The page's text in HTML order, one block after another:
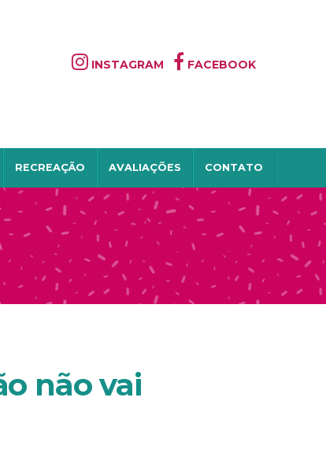
INSTAGRAM FACEBOOK
RECREAÇÃO AVALIAÇÕES CONTATO
não vai